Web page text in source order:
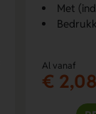
Met
Al vanaf
€ 2,08